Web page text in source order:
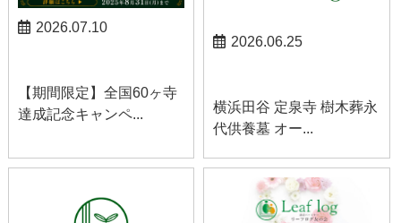
2026.07.10
【期間限定】全国60ヶ寺
達成記念キャンペ...
2026.06.25
横浜田谷 定泉寺 樹木葬永
代供養墓 オー...